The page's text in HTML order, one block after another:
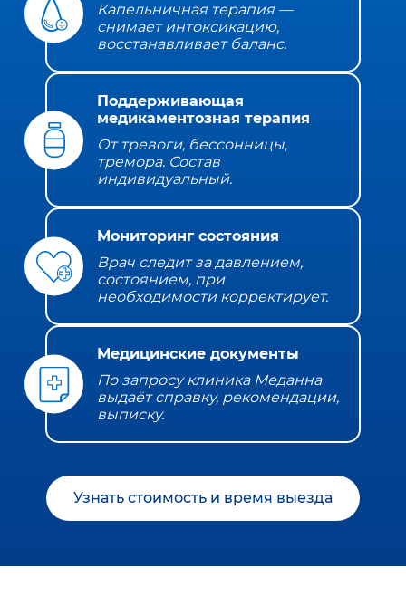
Капельничная терапия —
снимает интоксикацию,
восстанавливает баланс.
Поддерживающая
медикаментозная терапия
От тревоги, бессонницы,
тремора. Состав
индивидуальный.
Мониторинг состояния
Врач следит за давлением,
состоянием, при
необходимости корректирует.
Медицинские документы
По запросу клиника Меданна
выдаёт справку, рекомендации,
выписку.
Узнать стоимость и время выезда